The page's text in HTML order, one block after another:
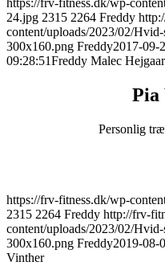
https://frv-fitness.dk/wp-
24.jpg 2315 2264 Freddy
content/uploads/2023/02/
300x160.png Freddy2017-09-
09:28:51Freddy Malec
Pia
Personlig
https://frv-fitness.dk/wp-
2315 2264 Freddy http://frv-
content/uploads/2023/02/
300x160.png Freddy2019-08-
Vinther